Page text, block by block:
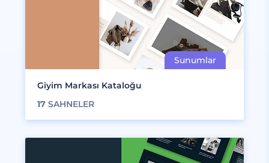
Giyim Markası Kataloğu
17 SAHNELER